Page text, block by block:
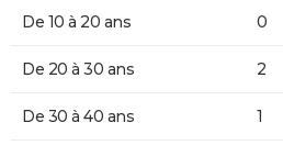
De 10 à 20 ans 0
De 20 à 30 ans 2
De 30 à 40 ans 1